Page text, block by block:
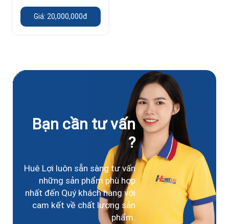
phòng khám sản phụ
khoaGiá: 20,000,000đ
Bạn cần tư vấn
?
Huê Lợi luôn sẵn sàng tư vấn
những sản phẩm phù hợp
nhất đến Quý khách hàng với
cam kết về chất lượng sản
phẩm.